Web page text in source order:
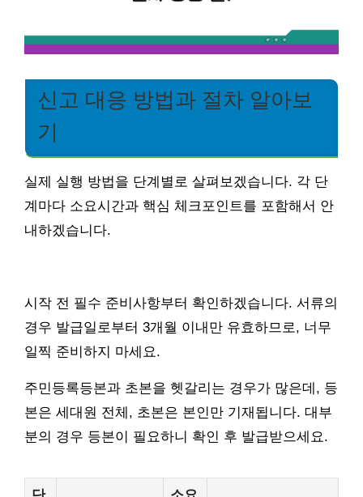
신고 대응 방법과 절차 알아보
기
실제 실행 방법을 단계별로 살펴보겠습니다. 각 단
계마다 소요시간과 핵심 체크포인트를 포함해서 안
내하겠습니다.
시작 전 필수 준비사항부터 확인하겠습니다. 서류의
경우 발급일로부터 3개월 이내만 유효하므로, 너무
일찍 준비하지 마세요.
주민등록등본과 초본을 헷갈리는 경우가 많은데, 등
본은 세대원 전체, 초본은 본인만 기재됩니다. 대부
분의 경우 등본이 필요하니 확인 후 발급받으세요.